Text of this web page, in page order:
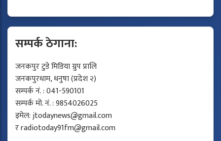
सम्पर्क ठेगाना:
जनकपुर टुडे मिडिया ग्रुप प्रालि
जनकपुरधाम, धनुषा (प्रदेश २)
सम्पर्क नं. : 041-590101
सम्पर्क मो. नं. : 9854026025
इमेल:jtodaynews@gmail.com
रradiotoday91fm@gmail.com